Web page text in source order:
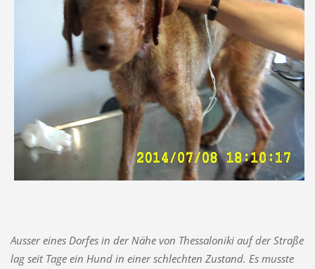
Ausser eines Dorfes in der Nähe von Thessaloniki auf der Straße
lag seit Tage ein Hund in einer schlechten Zustand. Es musste